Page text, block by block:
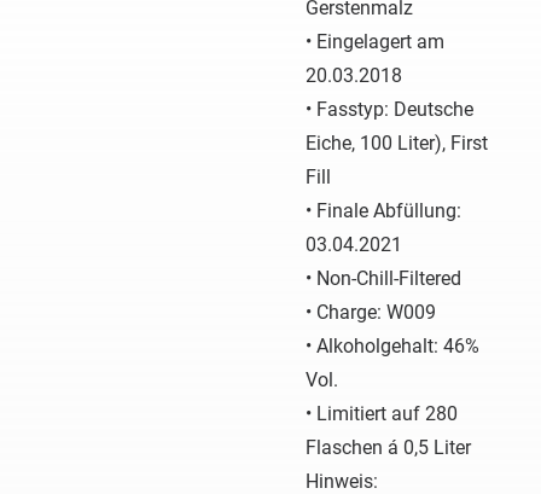
Gerstenmalz
• Eingelagert am
20.03.2018
• Fasstyp: Deutsche
Eiche, 100 Liter), First
Fill
• Finale Abfüllung:
03.04.2021
• Non-Chill-Filtered
• Charge: W009
• Alkoholgehalt: 46%
Vol.
• Limitiert auf 280
Flaschen á 0,5 Liter
Hinweis: